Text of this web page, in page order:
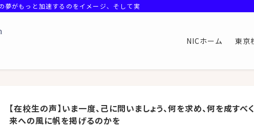
がもっと加速するのをイメージ、そして実感しよう。
NICホーム 東京
【在校生の声】いま一度、己に問いましょう、何を求め、何を成すべ
来への風に帆を掲げるのかを